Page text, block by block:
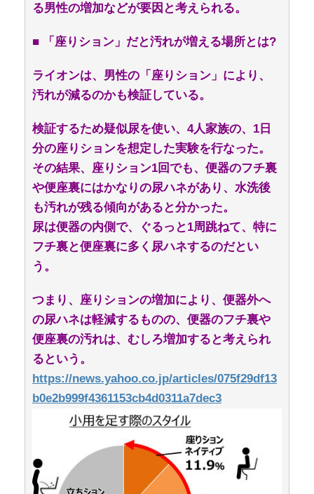
る男性の増加などが要因と考えられる。
■ 「座りション」だと汚れが増える場所とは?
ライオンは、男性の「座りション」により、
汚れが減るのかも検証している。
検証するため疑似尿を使い、4人家族の、1日
分の座りションを想定した実験を行なった。
その結果、座りション1回でも、便器のフチ裏
や便座裏にはかなりの尿ハネがあり、水洗後
も汚れが残る傾向があると分かった。
尿は便器の内側で、ぐるっと1周跳ねて、特に
フチ裏と便座裏に多く尿ハネするのだとい
う。
つまり、座りションの増加により、便器外へ
の尿ハネは軽減するものの、便器のフチ裏や
便座裏の汚れは、むしろ増加すると考えられ
るという。
https://news.yahoo.co.jp/articles/075f29df13
b0e2b999f4361153cb4d0311a7dec3